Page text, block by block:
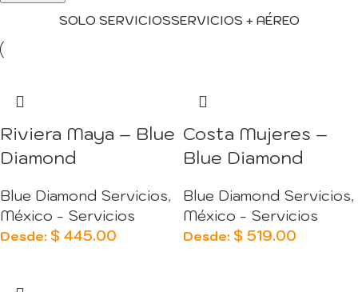
SOLO SERVICIOSSERVICIOS + AÉREO
Riviera Maya – Blue
Diamond
Blue Diamond Servicios,
México - Servicios
Desde: $ 445.00
Costa Mujeres –
Blue Diamond
Blue Diamond Servicios,
México - Servicios
Desde: $ 519.00